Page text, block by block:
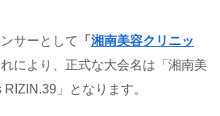
サーとして 「 湘南美容クリニッ
により、正式な大会名は「湘南美
」となります。